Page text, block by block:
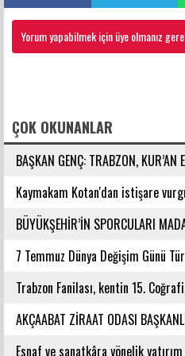
Yorum yapabilmek için üye olmanız
ÇOK OKUNANLAR
BAŞKAN GENÇ: TRABZON, KUR’AN
GELEN ŞEHİRLERİNDENDİR
Kaymakam Kotan'dan istişare
BÜYÜKŞEHİR’İN SPORCULARI
7 Temmuz Dünya Değişim Günü
Trabzon Fanilası, kentin 15.
AKÇAABAT ZİRAAT ODASI
AĞUSTOS AYI İÇİN UYARI!
Esnaf ve sanatkâra yönelik